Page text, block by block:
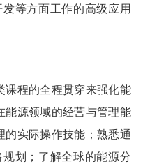
等方面工作的高级应用
课程的全程贯穿来强化能
能源领域的经营与管理能
的实际操作技能；熟悉通
划；了解全球的能源分